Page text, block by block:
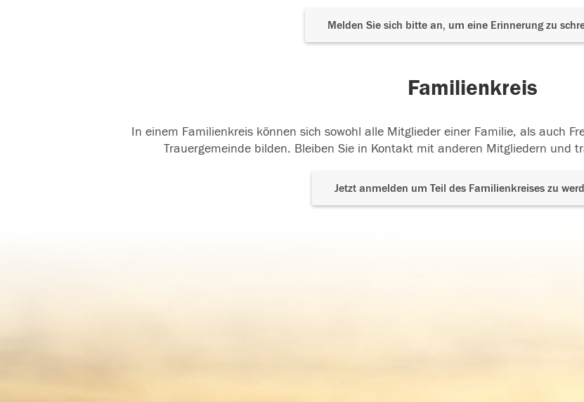
Melden Sie sich bitte an, um eine Erinnerung zu
Familienkreis
In einem Familienkreis können sich sowohl alle Mitglieder einer Familie, als auch
Trauergemeinde bilden. Bleiben Sie in Kontakt mit anderen Mitgliedern und
Jetzt anmelden um Teil des Familienkreises zu